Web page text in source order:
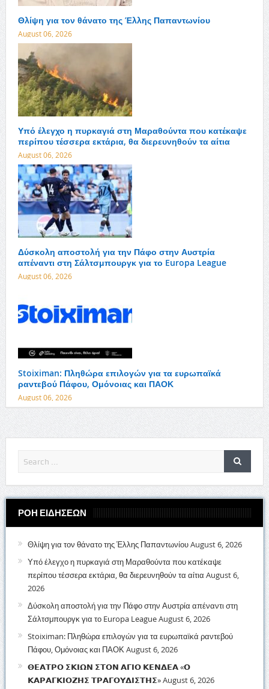
Θλίψη για τον θάνατο της Έλλης Παπαντωνίου
August 06, 2026
Υπό έλεγχο η πυρκαγιά στη Μαραθούντα που κατέκαψε
περίπου τέσσερα εκτάρια, θα διερευνηθούν τα αίτια
August 06, 2026
Δύσκολη αποστολή για την Πάφο στην Αυστρία
απέναντι στη Σάλτσμπουργκ για το Europa League
August 06, 2026
Stoiximan: Πληθώρα επιλογών για τα ευρωπαϊκά
ραντεβού Πάφου, Ομόνοιας και ΠΑΟΚ
August 06, 2026
ΡΟΗ ΕΙΔΗΣΕΩΝ
Θλίψη για τον θάνατο της Έλλης ΠαπαντωνίουAugust 6, 2026
Υπό έλεγχο η πυρκαγιά στη Μαραθούντα που κατέκαψε
περίπου τέσσερα εκτάρια, θα διερευνηθούν τα αίτια August 6,
2026
Δύσκολη αποστολή για την Πάφο στην Αυστρία απέναντι στη
Σάλτσμπουργκ για το Europa LeagueAugust 6, 2026
Stoiximan: Πληθώρα επιλογών για τα ευρωπαϊκά ραντεβού
Πάφου, Ομόνοιας και ΠΑΟΚ August 6, 2026
𝝝𝝚𝝖𝝩𝝦𝝤 𝝨𝝟𝝞𝝮𝝢 𝝨𝝩𝝤𝝢 𝝖𝝘𝝞𝝤 𝝟𝝚𝝢𝝙𝝚𝝖 «𝝤
𝝟𝝖𝝦𝝖𝝘𝝟𝝞𝝤𝝛𝝜𝝨 𝝩𝝦𝝖𝝘𝝤𝝪𝝙𝝞𝝨𝝩𝝜𝝨»August 6, 2026